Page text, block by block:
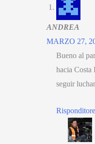
ANDREA
MARZO 27,
Bueno al
hacia Costa
seguir
Risponditore